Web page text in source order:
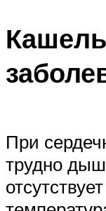
При
трудно